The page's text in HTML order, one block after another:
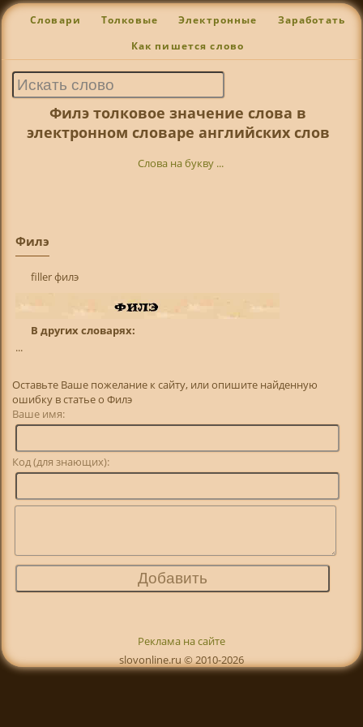
Словари Толковые Электронные Заработать
Как пишется слово
Филэ толковое значение слова в
электронном словаре английских слов
Слова на букву ...
Филэ
filler филэ
В других словарях:
...
Оставьте Ваше пожелание к сайту, или опишите найденную
ошибку в статье о Филэ
Ваше имя:
Код (для знающих):
Реклама на сайте
slovonline.ru © 2010-2026